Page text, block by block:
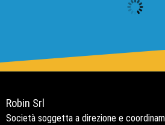
Robin Srl
Società soggetta a direzione e